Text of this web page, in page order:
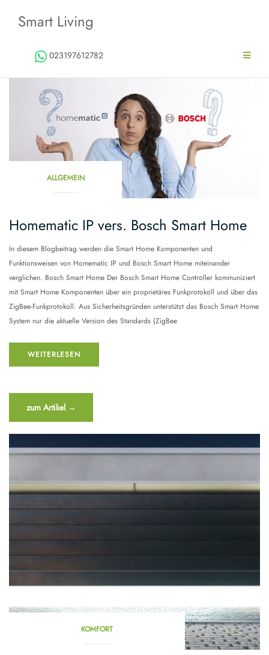
Smart Living
023197612782
ALLGEMEIN
Homematic IP vers. Bosch Smart Home
In diesem Blogbeitrag werden die Smart Home Komponenten und
Funktionsweisen von Homematic IP und Bosch Smart Home miteinander
verglichen. Bosch Smart Home Der Bosch Smart Home Controller kommuniziert
mit Smart Home Komponenten über ein proprietäres Funkprotokoll und über das
ZigBee-Funkprotokoll. Aus Sicherheitsgründen unterstützt das Bosch Smart Home
System nur die aktuelle Version des Standards (ZigBee
WEITERLESEN
“Homematic
IP
vers.
Bosch
Home”
zum Artikel →
KOMFORT